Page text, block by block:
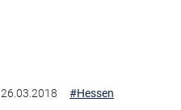
26.03.2018 #Hessen